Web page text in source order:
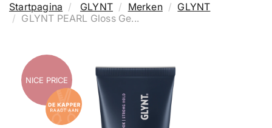
Startpagina GLYNT Merken
GLYNT
GLYNT PEARL Gloss Ge...
NICE PRICE